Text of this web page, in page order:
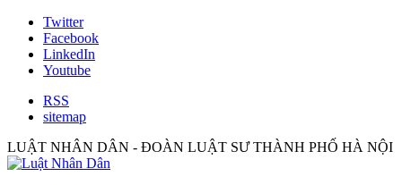
Twitter
Facebook
LinkedIn
Youtube
RSS
sitemap
LUẬT NHÂN DÂN - ĐOÀN LUẬT SƯ THÀNH PHỐ HÀ NỘI